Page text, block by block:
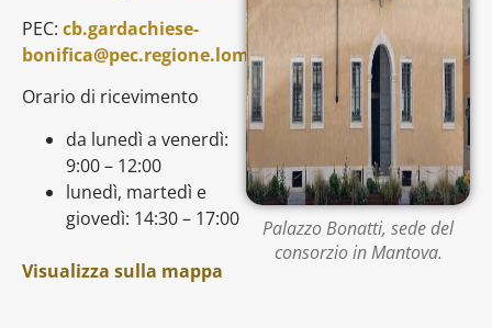
PEC: cb.gardachiese-
bonifica@pec.regione.lombardia.it
Orario di ricevimento
da lunedì a venerdì:
9:00 – 12:00
lunedì, martedì e
giovedì: 14:30 – 17:00
Visualizza sulla mappa
Palazzo Bonatti, sede del
consorzio in Mantova.